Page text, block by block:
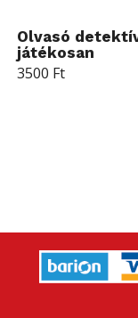
Olvasó
játékosan
3500 Ft